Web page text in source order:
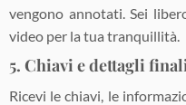
vengono annotati. Sei
video per la tua tranquillità.
5. Chiavi e dettagli
Ricevi le chiavi, le